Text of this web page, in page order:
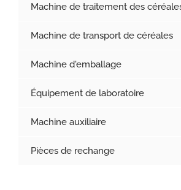
Machine de traitement des
Machine de transport de céréales
Machine d'emballage
Équipement de laboratoire
Machine auxiliaire
Pièces de rechange